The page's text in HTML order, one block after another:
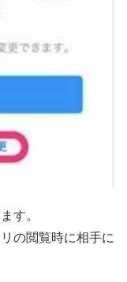
す。
の閲覧時に相手に